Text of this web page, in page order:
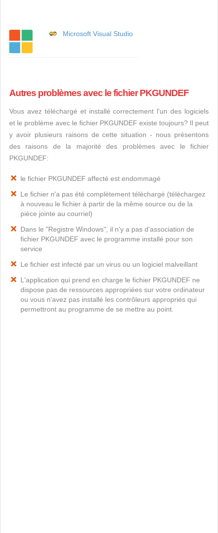
Microsoft Visual Studio
Autres problèmes avec le fichier PKGUNDEF
Vous avez téléchargé et installé correctement l'un des logiciels
et le problème avec le fichier PKGUNDEF existe toujours? Il peut
y avoir plusieurs raisons de cette situation - nous présentons
des raisons de la majorité des problèmes avec le fichier
PKGUNDEF:
le fichier PKGUNDEF affecté est endommagé
Le fichier n'a pas été complètement téléchargé (téléchargez
à nouveau le fichier à partir de la même source ou de la
pièce jointe au courriel)
Dans le "Registre Windows", il n'y a pas d'association de
fichier PKGUNDEF avec le programme installé pour son
service
Le fichier est infecté par un virus ou un logiciel malveillant
L'application qui prend en charge le fichier PKGUNDEF ne
dispose pas de ressources appropriées sur votre ordinateur
ou vous n'avez pas installé les contrôleurs appropriés qui
permettront au programme de se mettre au point.